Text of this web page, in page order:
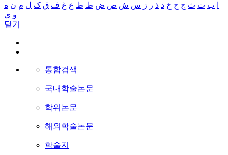
ب ت ث ج ح خ د ذ ر ز س ش ص ض ط ظ ع غ ف ق ک ل م ن ه
و ی
닫기
통합검색
국내학술논문
학위논문
해외학술논문
학술지